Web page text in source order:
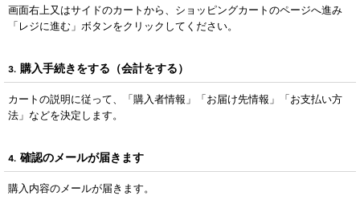
画面右上又はサイドのカートから、ショッピングカートのページへ進み
「レジに進む」ボタンをクリックしてください。
3. 購入手続きをする（会計をする）
カートの説明に従って、「購入者情報」「お届け先情報」「お支払い方
法」などを決定します。
4. 確認のメールが届きます
購入内容のメールが届きます。